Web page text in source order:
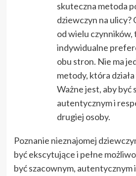
skuteczna metoda
dziewczyn na ulicy?
od wielu
indywidualne
obu stron. Nie ma
metody, która
Ważne jest, aby być
autentycznym i
drugiej osoby.
Poznanie nieznajomej
być ekscytujące i pełne
być szacownym, autentycznym